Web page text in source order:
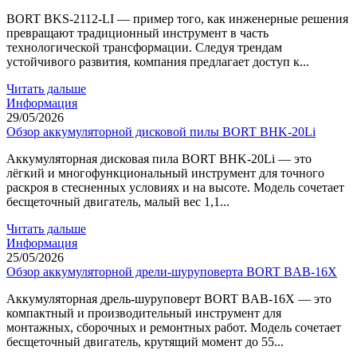
BORT BKS-2112-LI — пример того, как инженерные решения
превращают традиционный инструмент в часть
технологической трансформации. Следуя трендам
устойчивого развития, компания предлагает доступ к...
Читать дальше
Информация
29/05/2026
Обзор аккумуляторной дисковой пилы BORT BHK-20Li
Аккумуляторная дисковая пила BORT BHK-20Li — это
лёгкий и многофункциональный инструмент для точного
раскроя в стесненных условиях и на высоте. Модель сочетает
бесщеточный двигатель, малый вес 1,1...
Читать дальше
Информация
25/05/2026
Обзор аккумуляторной дрели-шуруповерта BORT BAB-16X
Аккумуляторная дрель-шуруповерт BORT BAB-16X — это
компактный и производительный инструмент для
монтажных, сборочных и ремонтных работ. Модель сочетает
бесщеточный двигатель, крутящий момент до 55...